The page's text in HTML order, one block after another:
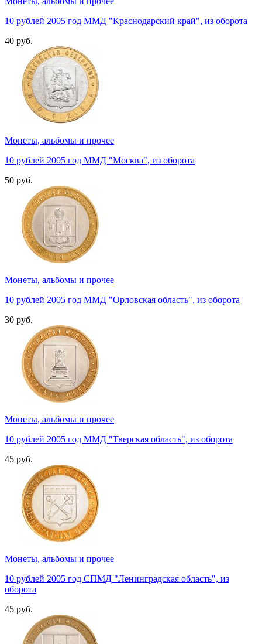
10 рублей 2005 год ММД "Краснодарский край", из оборота
40 руб.
Монеты, альбомы и прочее
10 рублей 2005 год ММД "Москва", из оборота
50 руб.
Монеты, альбомы и прочее
10 рублей 2005 год ММД "Орловская область", из оборота
30 руб.
Монеты, альбомы и прочее
10 рублей 2005 год ММД "Тверская область", из оборота
45 руб.
Монеты, альбомы и прочее
10 рублей 2005 год СПМД "Ленинградская область", из
оборота
45 руб.